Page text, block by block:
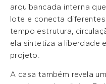
arquibancada interna
lote e conecta
tempo estrutura,
ela sintetiza a liberdade
projeto.
A casa também revela